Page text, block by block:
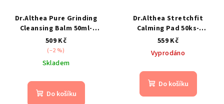
Dr.Althea Pure Grinding
Cleansing Balm 50ml-
Odličovací balzám na
obličej
509 Kč
(–2 %)
Skladem
Do košíku
Dr.Althea Stretchfit
Calming Pad 50ks-
zklidňující a hydratační
tonerové polštářky
559 Kč
Vyprodáno
Do košíku